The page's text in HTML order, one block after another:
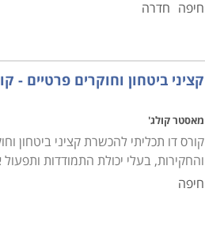
ביטחון מיועד לכל אדם
רענון תקופתיים, להעשיר את
אך בעלי רקע משירותם הצבאי,
הנדרשות על מנת להצליח בו
חיפה חדרה
קציני ביטחון וחוקרים פרטיים -
מאסטר קולג'
קורס דו תכליתי להכשרת קציני ביטחון
והחקירות, בעלי יכולת התמודדות
חיפה